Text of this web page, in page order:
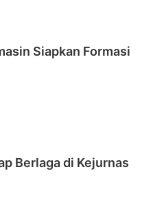
Siapkan Formasi
Berlaga di Kejurnas